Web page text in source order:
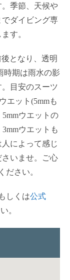
季節、天候や
ダイビング専
す。
となり、透明
時期は雨水の影
目安のスーツ
エット(5mmも
ウエットの
ウエットも
によって感じ
いませ。ご心
ださい。
しくは公式
。